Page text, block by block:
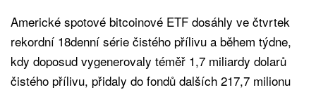
Americké spotové bitcoinové ETF dosáhly ve čtvrtek
rekordní 18denní série čistého přílivu a během týdne,
kdy doposud vygenerovaly téměř 1,7 miliardy dolarů
čistého přílivu, přidaly do fondů dalších 217,7 milionu